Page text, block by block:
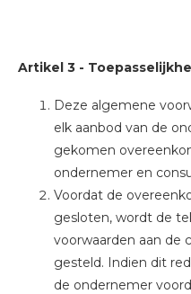
Artikel 3 -
Deze algemene
elk aanbod van de
gekomen
ondernemer en
Voordat de
gesloten, wordt de
voorwaarden aan de
gesteld. Indien dit
de ondernemer